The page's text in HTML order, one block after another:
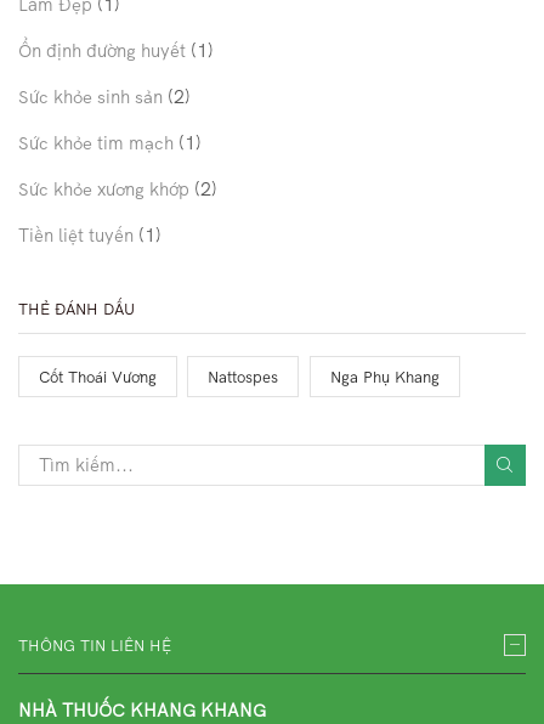
Ổn định đường huyết (1)
Sức khỏe sinh sản (2)
Sức khỏe tim mạch (1)
Sức khỏe xương khớp (2)
Tiền liệt tuyến (1)
THẺ ĐÁNH DẤU
Cốt Thoái Vương Nattospes Nga Phụ Khang
THÔNG TIN LIÊN HỆ
NHÀ THUỐC KHANG KHANG